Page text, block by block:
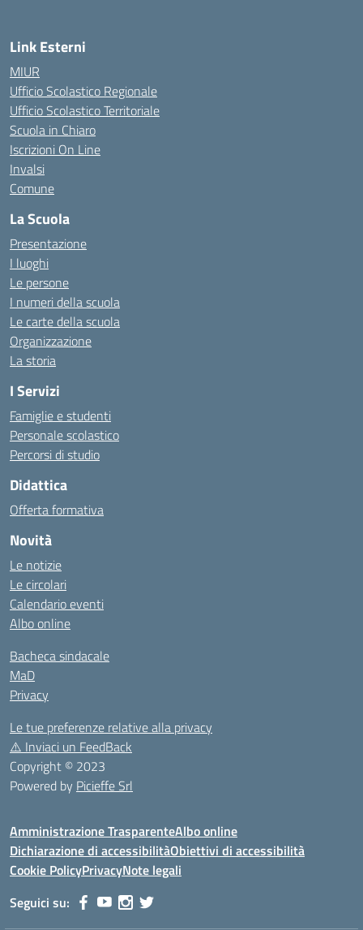
Link Esterni
MIUR
Ufficio Scolastico Regionale
Ufficio Scolastico Territoriale
Scuola in Chiaro
Iscrizioni On Line
Invalsi
Comune
La Scuola
Presentazione
I luoghi
Le persone
I numeri della scuola
Le carte della scuola
Organizzazione
La storia
I Servizi
Famiglie e studenti
Personale scolastico
Percorsi di studio
Didattica
Offerta formativa
Novità
Le notizie
Le circolari
Calendario eventi
Albo online
Bacheca sindacale
MaD
Privacy
Le tue preferenze relative alla privacy
⚠️ Inviaci un FeedBack
Copyright © 2023
Powered by Picieffe Srl
Amministrazione TrasparenteAlbo online
Dichiarazione di accessibilitàObiettivi di accessibilità
Cookie PolicyPrivacyNote legali
Seguici su: